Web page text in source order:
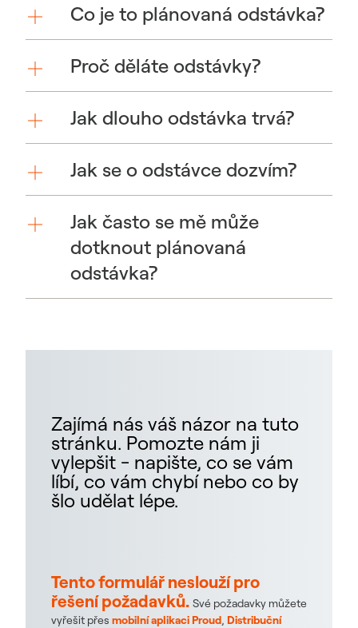
Co je to plánovaná odstávka?
Proč děláte odstávky?
Jak dlouho odstávka trvá?
Jak se o odstávce dozvím?
Jak často se mě může
dotknout plánovaná
odstávka?
Zajímá nás váš názor na tuto
stránku. Pomozte nám ji
vylepšit - napište, co se vám
líbí, co vám chybí nebo co by
šlo udělat lépe.
Tento formulář neslouží pro
řešení požadavků. Své požadavky můžete
vyřešit přes mobilní aplikaci Proud, Distribuční